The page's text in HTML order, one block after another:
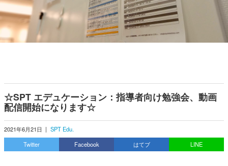
☆SPT エデュケーション：指導者向け勉強会、動画
配信開始になります☆
2021年6月21日 | SPT Edu.
Twitter
Facebook はてブ LINE